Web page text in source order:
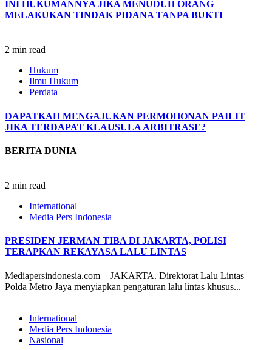
INI HUKUMANNYA JIKA MENUDUH ORANG
MELAKUKAN TINDAK PIDANA TANPA BUKTI
2 min read
Hukum
Ilmu Hukum
Perdata
DAPATKAH MENGAJUKAN PERMOHONAN PAILIT
JIKA TERDAPAT KLAUSULA ARBITRASE?
BERITA DUNIA
2 min read
International
Media Pers Indonesia
PRESIDEN JERMAN TIBA DI JAKARTA, POLISI
TERAPKAN REKAYASA LALU LINTAS
Mediapersindonesia.com – JAKARTA. Direktorat Lalu Lintas
Polda Metro Jaya menyiapkan pengaturan lalu lintas khusus...
International
Media Pers Indonesia
Nasional